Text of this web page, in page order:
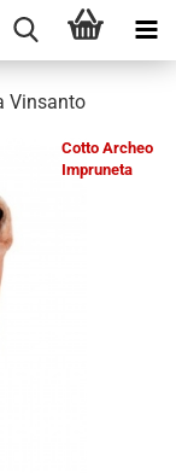
Vinsanto
Cotto Archeo
Impruneta